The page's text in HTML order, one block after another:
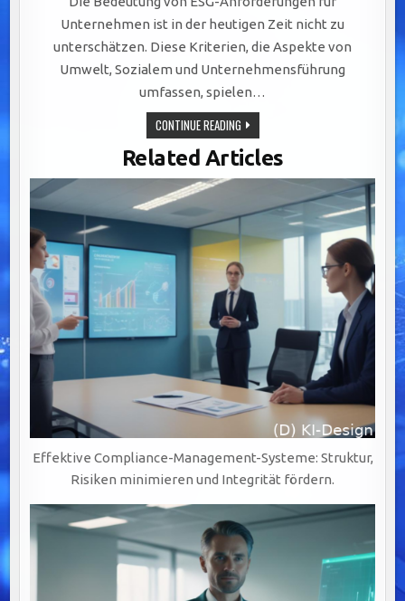
Unternehmen ist in der heutigen Zeit nicht zu
unterschätzen. Diese Kriterien, die Aspekte von
Umwelt, Sozialem und Unternehmensführung
umfassen, spielen…
CONTINUE READINGCMS
FÜR
ESG-
ANFORDERUNGEN
–
MIT
ZUM
DOWNLOAD
Related Articles
Effektive Compliance-Management-Systeme: Struktur,
Risiken minimieren und Integrität fördern.